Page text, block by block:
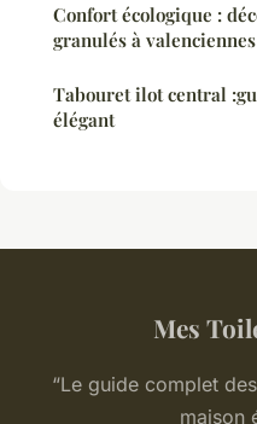
Confort écologique :
granulés à valenciennes
Tabouret ilot central
élégant
Mes
“Le guide complet
maison